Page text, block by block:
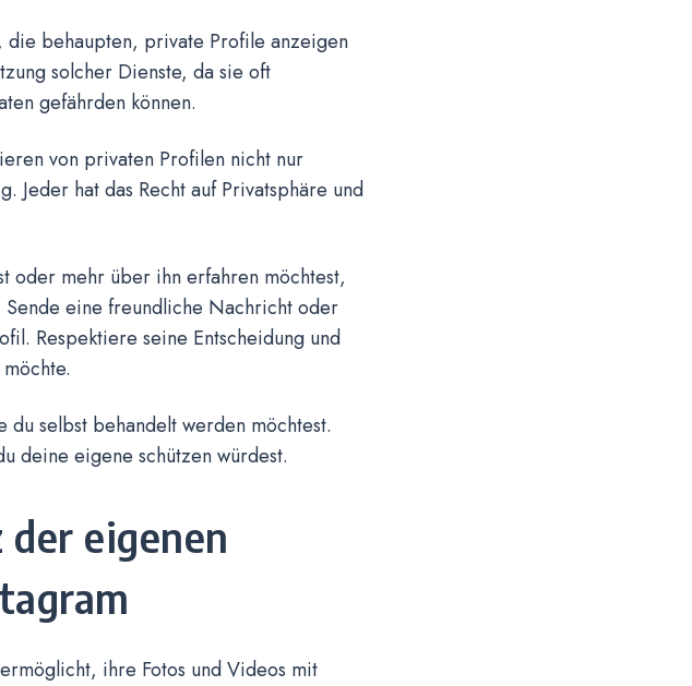
behaupten, private Profile anzeigen
solcher Dienste, da sie oft
gefährden können.
von privaten Profilen nicht nur
Jeder hat das Recht auf Privatsphäre und
oder mehr über ihn erfahren möchtest,
eine freundliche Nachricht oder
Respektiere seine Entscheidung und
selbst behandelt werden möchtest.
deine eigene schützen würdest.
eigenen
ihre Fotos und Videos mit